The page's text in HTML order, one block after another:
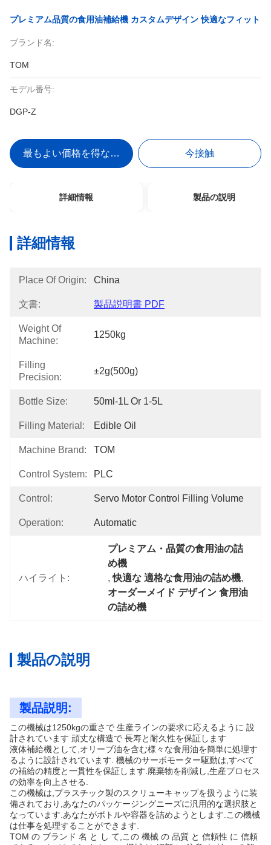
プレミアム品質の食用油補給機 カスタムデザイン 快適なフィット
ブランド名:
TOM
モデル番号:
DGP-Z
最もよい価格を得なさい 今接触
詳細情報 製品の説明
詳細情報
Place Of Origin: China
文書: 製品説明書 PDF
Weight Of
Machine:
1250kg
Filling
Precision:
±2g(500g)
Bottle Size: 50ml-1L Or 1-5L
Filling Material: Edible Oil
Machine Brand: TOM
Control System: PLC
Control: Servo Motor Control Filling Volume
Operation: Automatic
ハイライト:
プレミアム・品質の食用油の詰
め機
, 快適な 適格な食用油の詰め機,
オーダーメイド デザイン 食用油
の詰め機
製品の説明
製品説明:
この機械は1250kgの重さで 生産ラインの要求に応えるように 設
計されています 頑丈な構造で 長寿と耐久性を保証します
液体補給機として,オリーブ油を含む様々な食用油を簡単に処理す
るように設計されています. 機械のサーボモーター駆動は,すべて
の補給の精度と一貫性を保証します.廃棄物を削減し,生産プロセス
の効率を向上させる.
この機械は,プラスチック製のスクリューキャップを扱うように装
備されており,あなたのパッケージングニーズに汎用的な選択肢と
なっています.あなたがボトルや容器を詰めようとします.この機械
は仕事を処理することができます.
TOM の ブランド 名 と し て,この 機械 の 品質 と 信頼性 に 信頼